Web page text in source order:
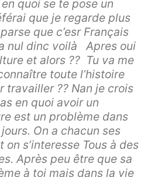
quoi se te pose un
que je regarde plus
que c’esr Français
nul dinc voilà Apres oui
et alors ?? Tu va me
toute l’histoire
travailler ?? Nan je crois
en quoi avoir un
est un problème dans
On a chacun ses
s’interesse Tous à des
Après peu être que sa
à toi mais dans la vie